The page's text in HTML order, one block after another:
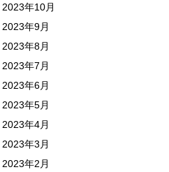
2023年10月
2023年9月
2023年8月
2023年7月
2023年6月
2023年5月
2023年4月
2023年3月
2023年2月